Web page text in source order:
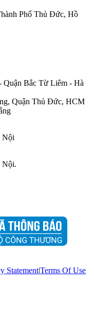
Phố Thủ Đức, Hồ
Bắc Từ Liêm - Hà
Quận Thủ Đức, HCM
Nội
Nội.
Statement|Terms Of Use